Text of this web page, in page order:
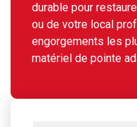
durable pour
ou de votre local
engorgements les
matériel de pointe